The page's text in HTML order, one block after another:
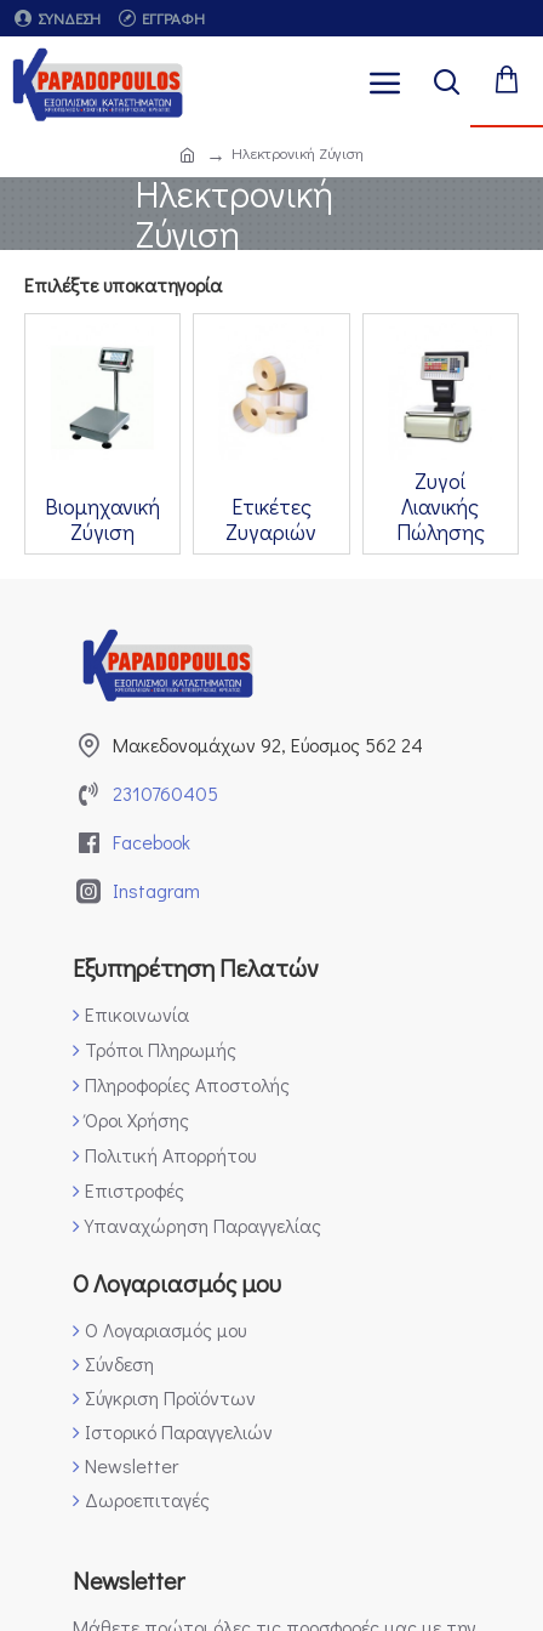
ΣΎΝΔΕΣΗ ΕΓΓΡΑΦΉ
Ηλεκτρονική Ζύγιση
Ηλεκτρονική
Ζύγιση
Επιλέξτε υποκατηγορία
Βιομηχανική
Ζύγιση
Ετικέτες
Ζυγαριών
Ζυγοί
Λιανικής
Πώλησης
Μακεδονομάχων 92, Εύοσμος 562 24
2310760405
Facebook
Instagram
Εξυπηρέτηση Πελατών
Επικοινωνία
Τρόποι Πληρωμής
Πληροφορίες Αποστολής
Όροι Χρήσης
Πολιτική Απορρήτου
Επιστροφές
Υπαναχώρηση Παραγγελίας
Ο Λογαριασμός μου
Ο Λογαριασμός μου
Σύνδεση
Σύγκριση Προϊόντων
Ιστορικό Παραγγελιών
Newsletter
Δωροεπιταγές
Newsletter